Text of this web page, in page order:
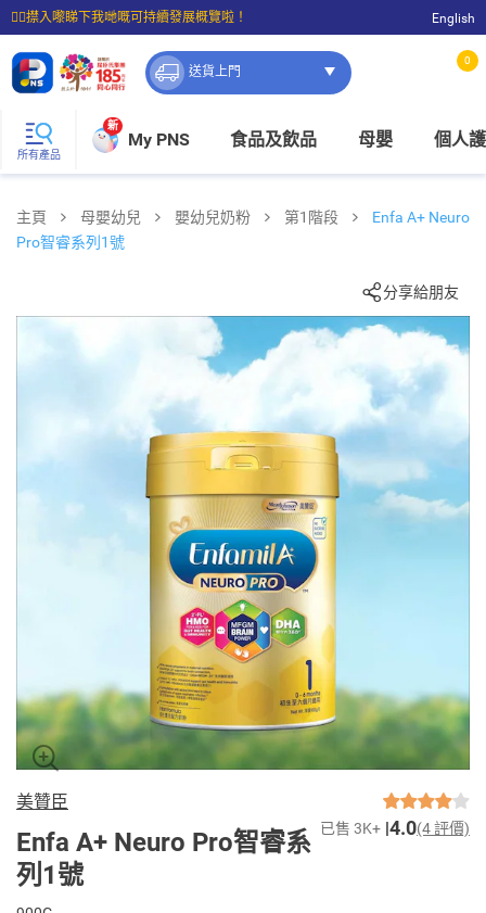
☝🏼㩒入嚟睇下我哋嘅可持續發展概覽啦！
⭐購物滿$399即享免費送貨；滿$100即可免費店取。
English
送貨上門
0
所有產品
新
My PNS 食品及飲品 母嬰 個人
主頁 母嬰幼兒 嬰幼兒奶粉 第1階段
Enfa A+ Neuro
Pro智睿系列1號
分享給朋友
美贊臣
Enfa A+ Neuro Pro智睿系
列1號
已售 3K+ 4.0(4 評價)